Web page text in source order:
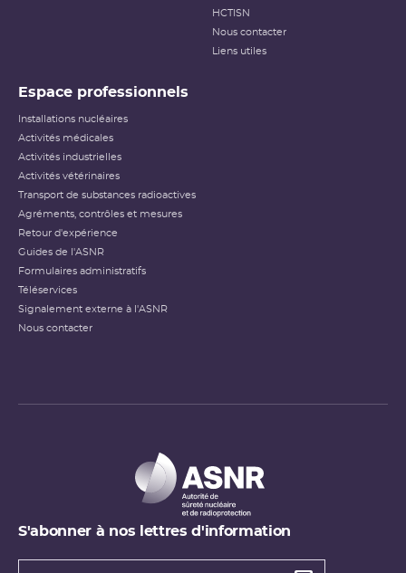
HCTISN
Nous contacter
Liens utiles
Espace professionnels
Installations nucléaires
Activités médicales
Activités industrielles
Activités vétérinaires
Transport de substances radioactives
Agréments, contrôles et mesures
Retour d'expérience
Guides de l'ASNR
Formulaires administratifs
Téléservices
Signalement externe à l'ASNR
Nous contacter
S'abonner à nos lettres d'information
Types de